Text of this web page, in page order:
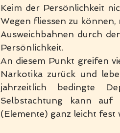
Keim der Persönlichkeit
Wegen fliessen zu können,
Ausweichbahnen durch
Persönlichkeit.
An diesem Punkt greifen
Narkotika zurück und
jahrzeitlich bedingte
Selbstachtung kann auf
(Elemente) ganz leicht fest